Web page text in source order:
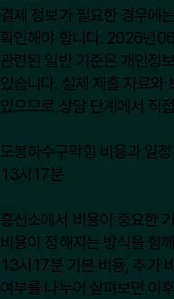
결제 정보가 필요한 경우에
확인해야 합니다. 2026년
관련된 일반 기준은 개인정
있습니다. 실제 제출 자료와
있으므로 상담 단계에서 직
도봉하수구막힘 비용과 일
13시17분
흥신소에서 비용이 중요한
비용이 정해지는 방식을 함
13시17분 기본 비용, 추가
여부를 나누어 살펴보면 이